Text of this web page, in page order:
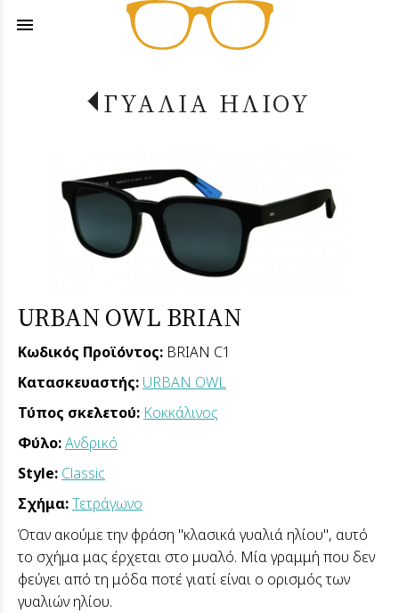
menu
ΓΥΑΛΙΑ ΗΛΙΟΥ
URBAN OWL BRIAN
Κωδικός Προϊόντος: BRIAN C1
Κατασκευαστής: URBAN OWL
Τύπος σκελετού: Κοκκάλινος
Φύλο:Ανδρικό
Style: Classic
Σχήμα:Τετράγωνο
Όταν ακούμε την φράση "κλασικά γυαλιά ηλίου", αυτό
το σχήμα μας έρχεται στο μυαλό. Μία γραμμή που δεν
φεύγει από τη μόδα ποτέ γιατί είναι ο ορισμός των
γυαλιών ηλίου.